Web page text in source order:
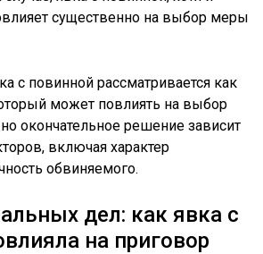
существенно на выбор меры
с повинной рассматривается как
может повлиять на выбор
окончательное решение зависит
включая характер
обвиняемого.
дел: как явка с
на приговор